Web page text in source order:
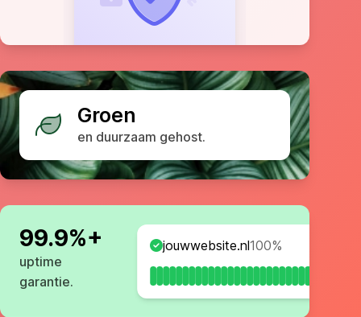
Groen
en duurzaam gehost.
99.9%+
uptime
garantie.
jouwwebsite.nl100%